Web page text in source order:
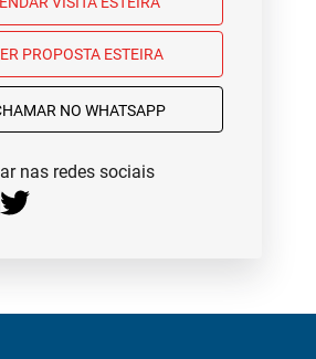
PROPOSTA ESTEIRA
NO WHATSAPP
nas redes sociais